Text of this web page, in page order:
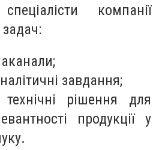
компанії
завдання;
технічні рішення для
продукції у